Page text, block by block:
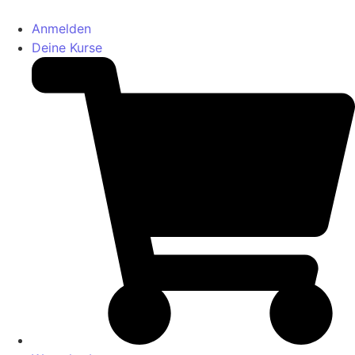
Anmelden
Deine Kurse